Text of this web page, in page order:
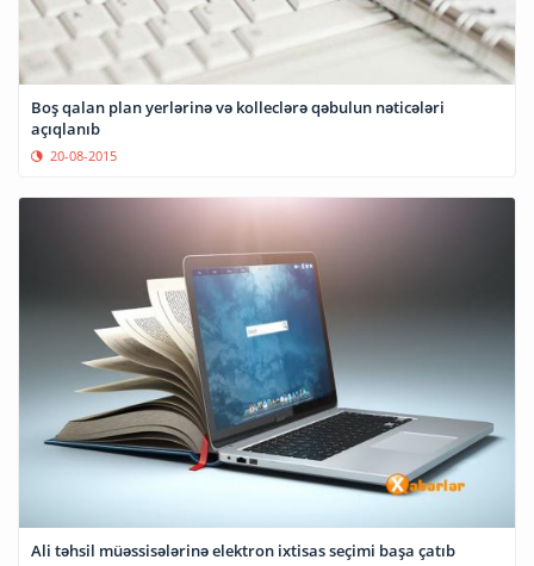
Boş qalan plan yerlərinə və kolleclərə qəbulun nəticələri
açıqlanıb
20-08-2015
Ali təhsil müəssisələrinə elektron ixtisas seçimi başa çatıb